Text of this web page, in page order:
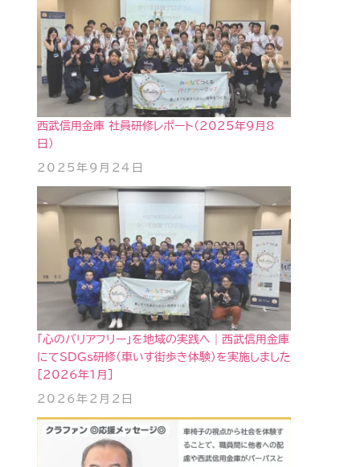
西武信用金庫 社員研修レポート（2025年9月8
日）
2025年9月24日
「心のバリアフリー」を地域の実践へ｜西武信用金庫
にてSDGs研修（車いす街歩き体験）を実施しました
［2026年1月］
2026年2月2日